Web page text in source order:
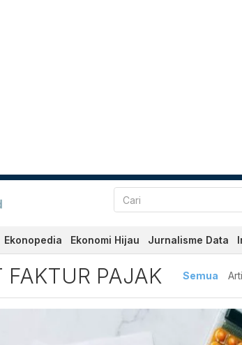
Ekonopedia Ekonomi Hijau Jurnalisme Data
Pajak Terbaru
FAKTUR PAJAK Semua